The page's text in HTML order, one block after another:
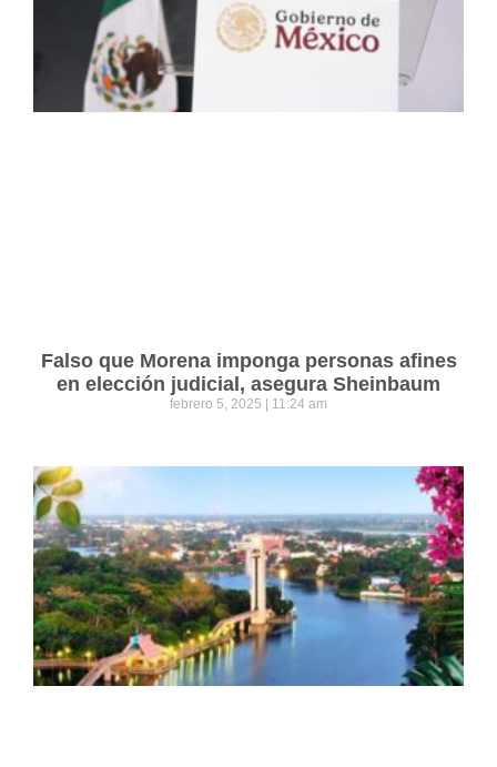
Falso que Morena imponga personas afines
en elección judicial, asegura Sheinbaum
febrero 5, 2025 11:24 am